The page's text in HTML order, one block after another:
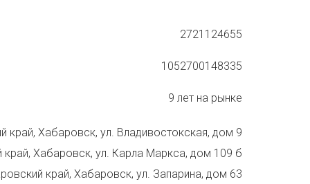
2721124655
1052700148335
9 лет на рынке
край, Хабаровск, ул. Владивостокская, дом 9
Хабаровск, ул. Карла Маркса, дом 109 б
край, Хабаровск, ул. Запарина, дом 63